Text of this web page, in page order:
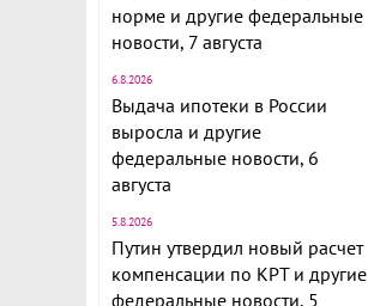
норме и другие федеральные
новости, 7 августа
6.8.2026
Выдача ипотеки в России
выросла и другие
федеральные новости, 6
августа
5.8.2026
Путин утвердил новый расчет
компенсации по КРТ и другие
федеральные новости, 5